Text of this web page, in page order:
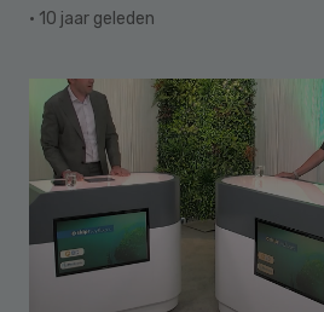
· 10 jaar geleden